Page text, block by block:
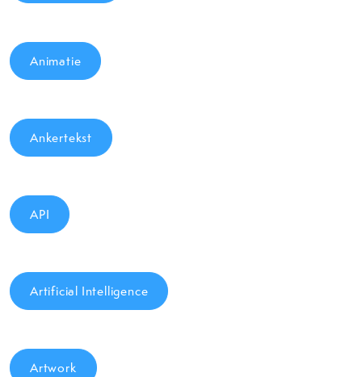
Animatie
Ankertekst
API
Artificial Intelligence
Artwork